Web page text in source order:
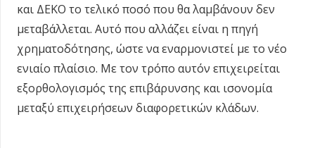
και ΔΕΚΟ το τελικό ποσό που θα λαμβάνουν δεν
μεταβάλλεται. Αυτό που αλλάζει είναι η πηγή
χρηματοδότησης, ώστε να εναρμονιστεί με το νέο
ενιαίο πλαίσιο. Με τον τρόπο αυτόν επιχειρείται
εξορθολογισμός της επιβάρυνσης και ισονομία
μεταξύ επιχειρήσεων διαφορετικών κλάδων.